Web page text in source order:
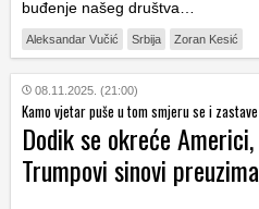
buđenje našeg društva…
Aleksandar Vučić Srbija Zoran Kesić
08.11.2025. (21:00)
Kamo vjetar puše u tom smjeru se i
Dodik se okreće
Trumpovi sinovi